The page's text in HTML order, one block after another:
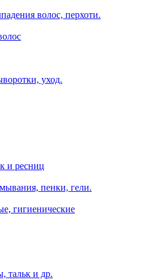
волос, перхоти.
уход.
и ресниц
пенки, гели.
гигиенические
тальк и др.